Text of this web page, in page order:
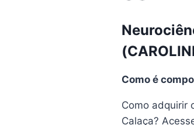
Como é
Como adquirir
Calaça?